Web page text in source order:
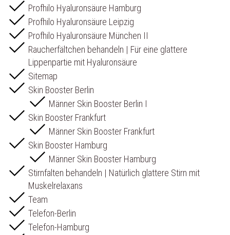
Profhilo Hyaluronsäure Hamburg
Profhilo Hyaluronsäure Leipzig
Profhilo Hyaluronsäure München II
Raucherfältchen behandeln | Für eine glattere
Lippenpartie mit Hyaluronsäure
Sitemap
Skin Booster Berlin
Männer Skin Booster Berlin I
Skin Booster Frankfurt
Männer Skin Booster Frankfurt
Skin Booster Hamburg
Männer Skin Booster Hamburg
Stirnfalten behandeln | Natürlich glattere Stirn mit
Muskelrelaxans
Team
Telefon-Berlin
Telefon-Hamburg